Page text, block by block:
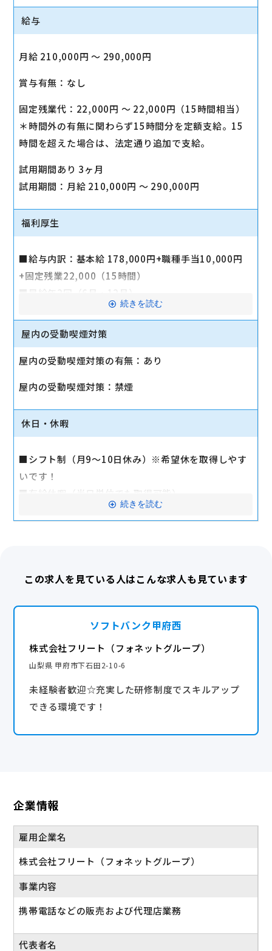
給与
月給 210,000円 〜 290,000円
賞与有無：なし
固定残業代：22,000円 〜 22,000円（15時間相当）
＊時間外の有無に関わらず15時間分を定額支給。15
時間を超えた場合は、法定通り追加で支給。
試用期間あり 3ヶ月
試用期間：月給 210,000円 〜 290,000円
福利厚生
■給与内訳：基本給 178,000円+職種手当10,000円
+固定残業22,000（15時間）
■昇給年2回（6月・12月）
■賞与年2回（6月、12月）
■社会保険完備（雇用、労災、健康、厚生年金）
■時間外手当（超過分）
■マイカー通勤可 （駐車場完備）
■制服貸与
■定期健康診断、予防接種補助制度
＜頑張りもしっかり評価！＞
■永年勤続表彰制度
■年間MVP表彰制度
■資格手当（月1万円～8万円）
■携帯電話購入割引
■時短勤務OK ※育休明けの正社員時短制度
■産休・育休復帰祝い金
■結婚祝い金（勤続年数による／1万円〜5万円）
■出産祝い金
続きを読む
屋内の受動喫煙対策
屋内の受動喫煙対策の有無：あり
屋内の受動喫煙対策：禁煙
休日・休暇
■シフト制（月9～10日休み）※希望休を取得しやす
いです！
■有給休暇（半日単位でも取得可能）
◎5日以上の連続休暇の取得も可能です！
有給休暇の積極的な取得を推奨しています。そのた
め、上司含めて月1回のペースで取得している社員が
ほとんど。土日祝日の取得も可能です！
＼プライベートも大切にしながらご活躍できます！／
平日休みではありますが、逆に混雑を避けてお買い物
続きを読む
この求人を見ている人はこんな求人も見ています
ソフトバンク甲府西
株式会社フリート（フォネットグループ）
山梨県 甲府市下石田2-10-6
未経験者歓迎☆充実した研修制度でスキルアップ
できる環境です！
企業情報
雇用企業名
株式会社フリート（フォネットグループ）
事業内容
携帯電話などの販売および代理店業務
代表者名